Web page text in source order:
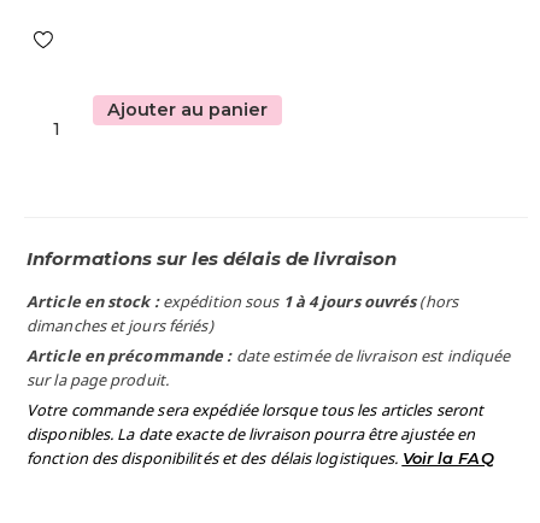
Ajouter au panier
Informations sur les délais de livraison
Article en stock :expédition sous 1 à 4 jours ouvrés(hors
dimanches et jours fériés)
Article en précommande : date estimée de livraison est indiquée
sur la page produit.
Votre commande sera expédiée lorsque tous les articles seront
disponibles. La date exacte de livraison pourra être ajustée en
fonction des disponibilités et des délais logistiques. Voir la FAQ